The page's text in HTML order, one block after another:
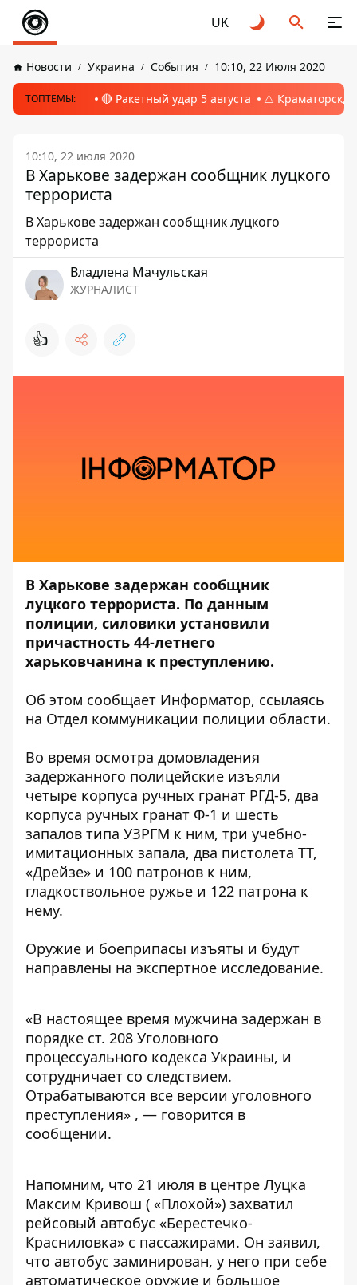
UK
Новости Украина События 10:10, 22 Июля 2020
ТОПТЕМЫ: 🔴 Ракетный удар 5 августа ⚠️ Краматорск,
10:10, 22 июля 2020
В Харькове задержан сообщник луцкого
террориста
В Харькове задержан сообщник луцкого
террориста
Владлена Мачульская
ЖУРНАЛИСТ
👍
В Харькове задержан сообщник
луцкого террориста. По данным
полиции, силовики установили
причастность 44-летнего
харьковчанина к преступлению.
Об этом сообщает Информатор, ссылаясь
на Отдел коммуникации полиции области.
Во время осмотра домовладения
задержанного полицейские изъяли
четыре корпуса ручных гранат РГД-5, два
корпуса ручных гранат Ф-1 и шесть
запалов типа УЗРГМ к ним, три учебно-
имитационных запала, два пистолета ТТ,
«Дрейзе» и 100 патронов к ним,
гладкоствольное ружье и 122 патрона к
нему.
Оружие и боеприпасы изъяты и будут
направлены на экспертное исследование.
«В настоящее время мужчина задержан в
порядке ст. 208 Уголовного
процессуального кодекса Украины, и
сотрудничает со следствием.
Отрабатываются все версии уголовного
преступления» , — говорится в
сообщении.
Напомним, что 21 июля в центре Луцка
Максим Кривош ( «Плохой») захватил
рейсовый автобус «Берестечко-
Красниловка» с пассажирами. Он заявил,
что автобус заминирован, у него при себе
автоматическое оружие и большое